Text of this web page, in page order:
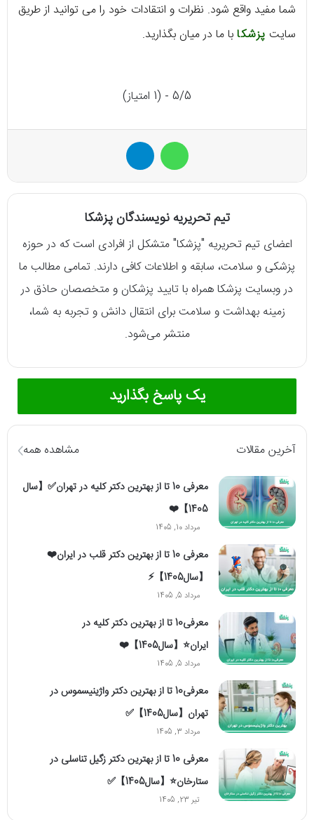
شما مفید واقع شود. نظرات و انتقادات خود را می توانید از طریق
سایت پزشکابا ما در میان بگذارید.
5/5 - (1 امتیاز)
واتس آپ
تیم تحریریه نویسندگان پزشکا
اعضای تیم تحریریه "پزشکا" متشکل از افرادی است که در حوزه
پزشکی و سلامت، سابقه و اطلاعات کافی دارند. تمامی مطالب ما
در وبسایت پزشکا همراه با تایید پزشکان و متخصصان حاذق در
زمینه بهداشت و سلامت برای انتقال دانش و تجربه به شما،
منتشر می‌شود.
یک پاسخ بگذارید
آخرین مقالات مشاهده همه
معرفی 10 تا از بهترین دکتر کلیه در تهران✅【سال
1405】❤️
مرداد 10, 1405
معرفی 10 تا از بهترین دکتر قلب در ایران❤️
【سال1405】⚡️
مرداد 5, 1405
معرفی10 تا از بهترین دکتر کلیه در
ایران⭐【سال1405】❤️
مرداد 5, 1405
معرفی10 تا از بهترین دکتر واژینیسموس در
تهران【سال1405】✅
مرداد 3, 1405
معرفی 10 تا از بهترین دکتر زگیل تناسلی در
ستارخان⭐【سال1405】✅
تیر 23, 1405